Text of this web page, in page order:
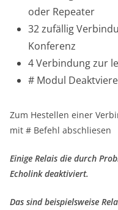
oder Repeater
32 zufällig
Konferenz
4 Verbindung zur
# Modul
Zum Hestellen einer
mit # Befehl abschliesen
Einige Relais die durch
Echolink deaktiviert.
Das sind beispielsweise